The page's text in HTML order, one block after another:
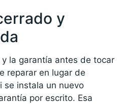
y
la garantía antes de tocar
reparar en lugar de
se instala un nuevo
por escrito. Esa